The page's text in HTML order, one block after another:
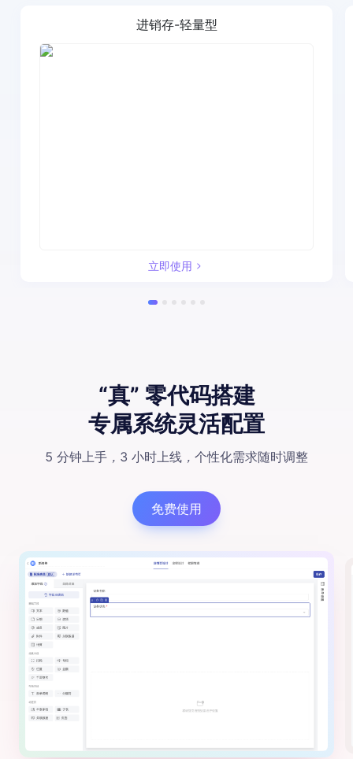
进销存-轻量型
立即使用
“真” 零代码搭建
专属系统灵活配置
5 分钟上手 ， 3 小时上线 ， 个性化需求随时调整
免费使用